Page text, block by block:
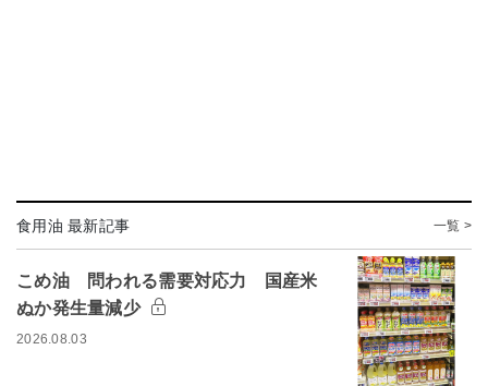
食用油 最新記事 一覧 >
こめ油 問われる需要対応力 国産米
ぬか発生量減少
2026.08.03